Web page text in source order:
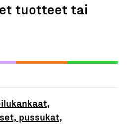
tuotteet tai
pussukat,